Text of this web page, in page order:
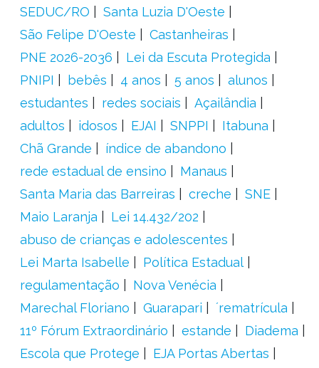
SEDUC/RO
Santa Luzia D'Oeste
São Felipe D'Oeste
Castanheiras
PNE 2026-2036
Lei da Escuta Protegida
PNIPI
bebês 4 anos 5 anos
alunos
estudantes
redes sociais
Açailândia
adultos
idosos EJAI SNPPI
Itabuna
Chã Grande
índice de abandono
rede estadual de ensino
Manaus
Santa Maria das Barreiras
creche
SNE
Maio Laranja
Lei 14.432/202
abuso de crianças e adolescentes
Lei Marta Isabelle
Política Estadual
regulamentação
Nova Venécia
Marechal Floriano
Guarapari
´rematrícula
11º Fórum Extraordinário
estande
Diadema
Escola que Protege
EJA Portas Abertas